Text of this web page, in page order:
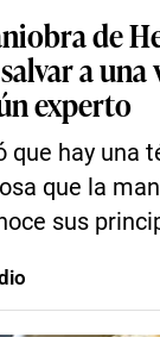
de
a
experto
que hay una
que la
sus